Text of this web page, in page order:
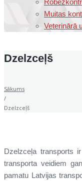
Muitas
Veterinārā
Dzelzceļš
Sākums
/
Dzelzceļš
Dzelzceļa transports
transporta veidiem
pamatu Latvijas